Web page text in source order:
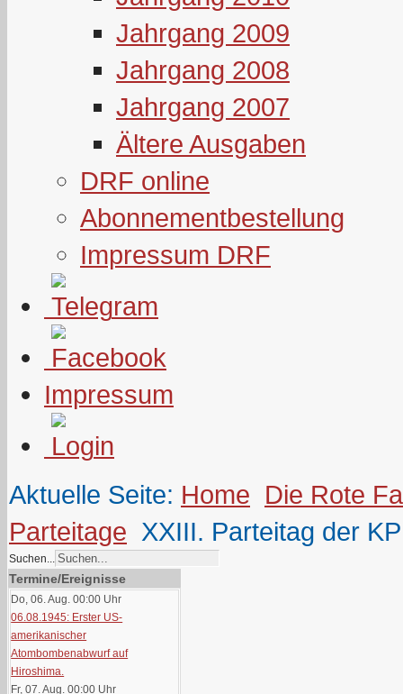
Jahrgang 2009
Jahrgang 2008
Jahrgang 2007
Ältere Ausgaben
DRF online
Abonnementbestellung
Impressum DRF
Impressum
Aktuelle Seite: Home Die Rote
Parteitage XXIII. Parteitag der
Suchen...
Termine/Ereignisse
Do, 06. Aug. 00:00 Uhr
06.08.1945: Erster US-
amerikanischer
Atombombenabwurf auf
Hiroshima.
Fr, 07. Aug. 00:00 Uhr